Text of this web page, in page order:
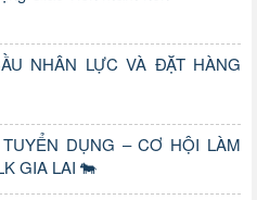
NHÂN LỰC VÀ ĐẶT HÀNG
DỤNG – CƠ HỘI LÀM
GIA LAI 🐄